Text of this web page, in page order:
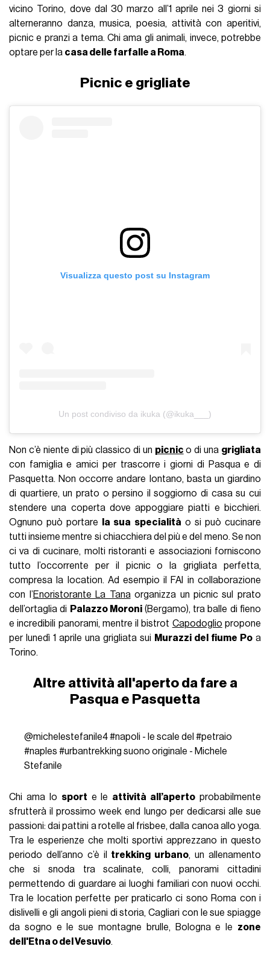
vicino Torino, dove dal 30 marzo all’1 aprile nei 3 giorni si
alterneranno danza, musica, poesia, attività con aperitivi,
picnic e pranzi a tema. Chi ama gli animali, invece, potrebbe
optare per la casa delle farfalle a Roma.
Picnic e grigliate
Visualizza questo post su Instagram
Un post condiviso da ikuka (@ikuka___)
Non c’è niente di più classico di un picnic o di una grigliata
con famiglia e amici per trascorre i giorni di Pasqua e di
Pasquetta. Non occorre andare lontano, basta un giardino
di quartiere, un prato o persino il soggiorno di casa su cui
stendere una coperta dove appoggiare piatti e bicchieri.
Ognuno può portare
la sua specialità o si può cucinare
tutti insieme mentre si chiacchiera del più e del meno. Se non
ci va di cucinare, molti ristoranti e associazioni forniscono
tutto l’occorrente per il picnic o la grigliata perfetta,
compresa la location. Ad esempio il FAI in collaborazione
con l’Enoristorante La Tanaorganizza un picnic sul prato
dell’ortaglia di Palazzo Moroni(Bergamo), tra balle di fieno
e incredibili panorami, mentre il bistrot Capodoglio propone
per lunedì 1 aprile una grigliata sui Murazzi del fiume Poa
Torino.
Altre attività all'aperto da fare a
Pasqua e Pasquetta
@michelestefanile4#napoli - le scale del #petraio
#naples #urbantrekking suono originale - Michele
Stefanile
Chi ama lo sport e le attività all’aperto probabilmente
sfrutterà il prossimo week end lungo per dedicarsi alle sue
passioni: dai pattini a rotelle al frisbee, dalla canoa allo yoga.
Tra le esperienze che molti sportivi apprezzano in questo
periodo dell’anno c’è il trekking urbano, un allenamento
che si snoda tra scalinate, colli, panorami cittadini
permettendo di guardare ai luoghi familiari con nuovi occhi.
Tra le location perfette per praticarlo ci sono Roma con i
dislivelli e gli angoli pieni di storia, Cagliari con le sue spiagge
da sogno e le sue montagne brulle, Bologna e le zone
dell'Etna o del Vesuvio.